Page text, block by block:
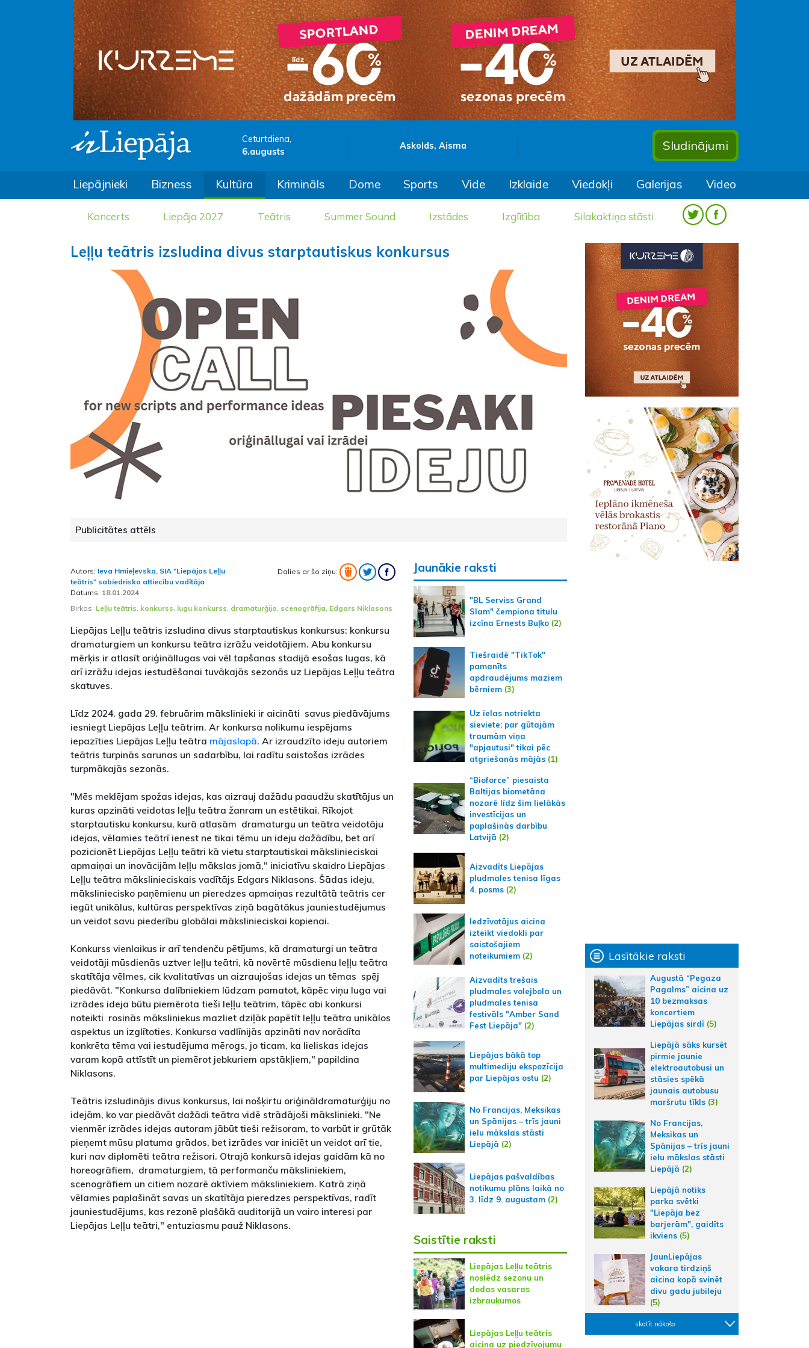
Ceturtdiena,
6.augusts
Askolds, Aisma Sludinājumi
Liepājnieki Bizness Kultūra Krimināls Dome Sports Vide Izklaide Viedokļi Galerijas Video
Koncerts Liepāja 2027 Teātris Summer Sound Izstādes Izglītība Silakaktiņa stāsti
Leļļu teātris izsludina divus starptautiskus konkursus
Publicitātes attēls
Autors: Ieva Hmieļevska, SIA "Liepājas Leļļu
teātris" sabiedrisko attiecību vadītāja
Datums: 18.01.2024
Dalies ar šo ziņu:
Birkas: Leļļu teātris konkurss lugu konkurss dramaturģija scenogrāfija Edgars Niklasons
Liepājas Leļļu teātris izsludina divus starptautiskus konkursus: konkursu
dramaturgiem un konkursu teātra izrāžu veidotājiem. Abu konkursu
mērķis ir atlasīt oriģināllugas vai vēl tapšanas stadijā esošas lugas, kā
arī izrāžu idejas iestudēšanai tuvākajās sezonās uz Liepājas Leļļu teātra
skatuves.
Līdz 2024. gada 29. februārim mākslinieki ir aicināti savus piedāvājums
iesniegt Liepājas Leļļu teātrim. Ar konkursa nolikumu iespējams
iepazīties Liepājas Leļļu teātra mājaslapā. Ar izraudzīto ideju autoriem
teātris turpinās sarunas un sadarbību, lai radītu saistošas izrādes
turpmākajās sezonās.
"Mēs meklējam spožas idejas, kas aizrauj dažādu paaudžu skatītājus un
kuras apzināti veidotas leļļu teātra žanram un estētikai. Rīkojot
starptautisku konkursu, kurā atlasām dramaturgu un teātra veidotāju
idejas, vēlamies teātrī ienest ne tikai tēmu un ideju dažādību, bet arī
pozicionēt Liepājas Leļļu teātri kā vietu starptautiskai mākslinieciskai
apmaiņai un inovācijām leļļu mākslas jomā," iniciatīvu skaidro Liepājas
Leļļu teātra mākslinieciskais vadītājs Edgars Niklasons. Šādas ideju,
māksliniecisko paņēmienu un pieredzes apmaiņas rezultātā teātris cer
iegūt unikālus, kultūras perspektīvas ziņā bagātākus jauniestudējumus
un veidot savu piederību globālai mākslinieciskai kopienai.
Konkurss vienlaikus ir arī tendenču pētījums, kā dramaturgi un teātra
veidotāji mūsdienās uztver leļļu teātri, kā novērtē mūsdienu leļļu teātra
skatītāja vēlmes, cik kvalitatīvas un aizraujošas idejas un tēmas spēj
piedāvāt. "Konkursa dalībniekiem lūdzam pamatot, kāpēc viņu luga vai
izrādes ideja būtu piemērota tieši leļļu teātrim, tāpēc abi konkursi
noteikti rosinās māksliniekus mazliet dziļāk papētīt leļļu teātra unikālos
aspektus un izglītoties. Konkursa vadlīnijās apzināti nav norādīta
konkrēta tēma vai iestudējuma mērogs, jo ticam, ka lieliskas idejas
varam kopā attīstīt un piemērot jebkuriem apstākļiem," papildina
Niklasons.
Teātris izsludinājis divus konkursus, lai nošķirtu oriģināldramaturģiju no
idejām, ko var piedāvāt dažādi teātra vidē strādājoši mākslinieki. "Ne
vienmēr izrādes idejas autoram jābūt tieši režisoram, to varbūt ir grūtāk
pieņemt mūsu platuma grādos, bet izrādes var iniciēt un veidot arī tie,
kuri nav diplomēti teātra režisori. Otrajā konkursā idejas gaidām kā no
horeogrāfiem, dramaturgiem, tā performanču māksliniekiem,
scenogrāfiem un citiem nozarē aktīviem māksliniekiem. Katrā ziņā
vēlamies paplašināt savas un skatītāja pieredzes perspektīvas, radīt
jauniestudējums, kas rezonē plašākā auditorijā un vairo interesi par
Liepājas Leļļu teātri," entuziasmu pauž Niklasons.
Jaunākie raksti
"BL Serviss Grand
Slam" čempiona titulu
izcīna Ernests Buļko(2)
Tiešraidē "TikTok"
pamanīts
apdraudējums maziem
bērniem(3)
Uz ielas notriekta
sieviete; par gūtajām
traumām viņa
"apjautusi" tikai pēc
atgriešanās mājās(1)
“Bioforce” piesaista
Baltijas biometāna
nozarē līdz šim lielākās
investīcijas un
paplašinās darbību
Latvijā (2)
Aizvadīts Liepājas
pludmales tenisa līgas
4. posms(2)
Iedzīvotājus aicina
izteikt viedokli par
saistošajiem
noteikumiem (2)
Aizvadīts trešais
pludmales volejbola un
pludmales tenisa
festivāls "Amber Sand
Fest Liepāja"(2)
Liepājas bākā top
multimediju ekspozīcija
par Liepājas ostu (2)
No Francijas, Meksikas
un Spānijas – trīs jauni
ielu mākslas stāsti
Liepājā (2)
Liepājas pašvaldības
notikumu plāns laikā no
3. līdz 9. augustam(2)
Saistītie raksti
Liepājas Leļļu teātris
noslēdz sezonu un
dodas vasaras
izbraukumos
Liepājas Leļļu teātris
aicina uz piedzīvojumu
Lasītākie raksti
Augustā “Pegaza
Pagalms” aicina uz
10 bezmaksas
koncertiem
Liepājas sirdī (5)
Liepājā sāks kursēt
pirmie jaunie
elektroautobusi un
stāsies spēkā
jaunais autobusu
maršrutu tīkls (3)
No Francijas,
Meksikas un
Spānijas – trīs jauni
ielu mākslas stāsti
Liepājā (2)
Liepājā notiks
parka svētki
"Liepāja bez
barjerām", gaidīts
ikviens (5)
JaunLiepājas
vakara tirdziņš
aicina kopā svinēt
divu gadu jubileju
(5)
skatīt nākošo